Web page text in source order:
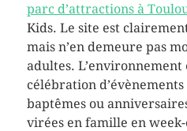
parc d’attractions à
Kids. Le site est
mais n’en demeure pas
adultes. L’environnement
célébration
baptêmes ou
virées en famille en